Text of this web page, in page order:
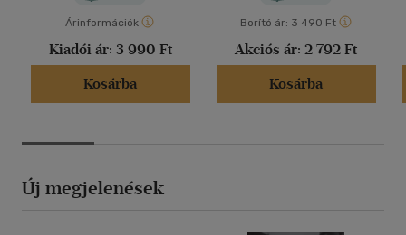
Árinformációk
Kiadói ár: 3 990 Ft
Kosárba
Borító ár: 3 490 Ft
Akciós ár: 2 792 Ft
Kosárba
Új megjelenések